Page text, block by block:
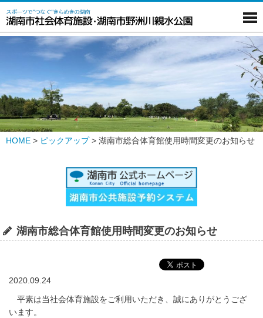
HOME > ピックアップ> 湖南市総合体育館使用時間変更のお知らせ
湖南市総合体育館使用時間変更のお知らせ
2020.09.24
平素は当社会体育施設をご利用いただき、誠にありがとうござ
います。